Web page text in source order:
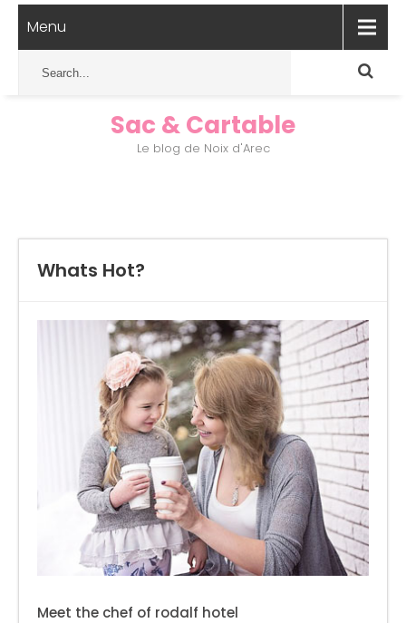
Menu
Sac & Cartable
Le blog de Noix d'Arec
Whats Hot?
Meet the chef of rodalf hotel